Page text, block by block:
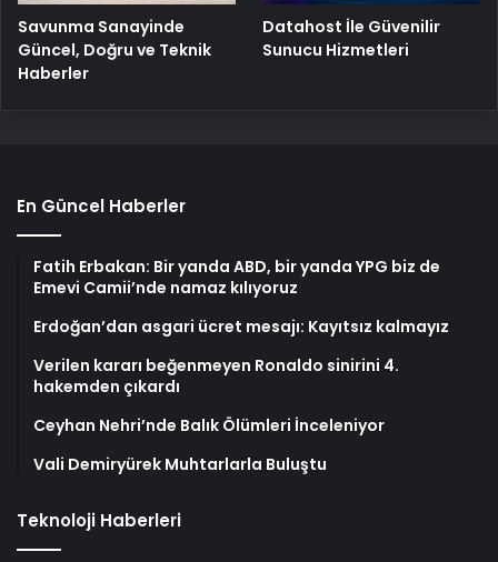
Savunma Sanayinde
Güncel, Doğru ve Teknik
Haberler
Datahost İle Güvenilir
Sunucu Hizmetleri
En Güncel Haberler
Fatih Erbakan: Bir yanda ABD, bir yanda YPG biz de
Emevi Camii’nde namaz kılıyoruz
Erdoğan’dan asgari ücret mesajı: Kayıtsız kalmayız
Verilen kararı beğenmeyen Ronaldo sinirini 4.
hakemden çıkardı
Ceyhan Nehri’nde Balık Ölümleri İnceleniyor
Vali Demiryürek Muhtarlarla Buluştu
Teknoloji Haberleri